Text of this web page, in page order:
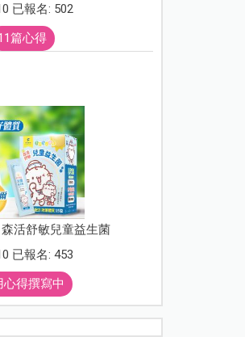
已報名: 502
篇心得
森活舒敏兒童益生菌
已報名: 453
心得撰寫中